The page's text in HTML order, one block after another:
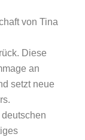
von Tina
Diese
an
setzt neue